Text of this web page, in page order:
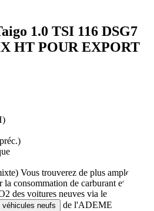
1.0 TSI 116 DSG7
HT POUR EXPORT
Vous trouverez de plus amples
consommation de carburant et les
des voitures neuves via le
véhicules neufs
de l'ADEME.